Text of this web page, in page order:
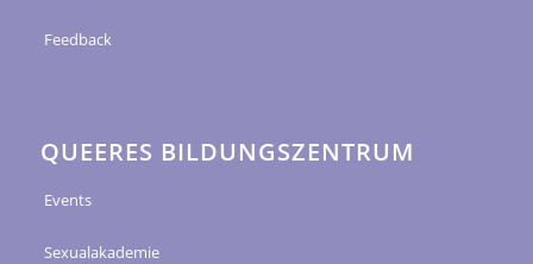
Feedback
QUEERES BILDUNGSZENTRUM
Events
Sexualakademie